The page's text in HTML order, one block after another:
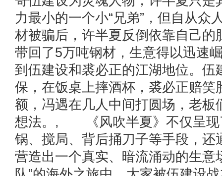
力最小的一个小“兄弟”，但自从众
材被骗后，许半夏反倒依靠自己的
带回了5万吨钢材，生意得以迅速
到伍建设和裘必正的江湖地位。伍
保，在饭桌上摔酒杯，裘必正赔笑
额，冯遇在几人中间打圆场，老板
想法。, 《风吹半夏》不仅呈现
锅、搅局、背后捅刀子等手段，还
营造出一个真实、暗流涌动的生意